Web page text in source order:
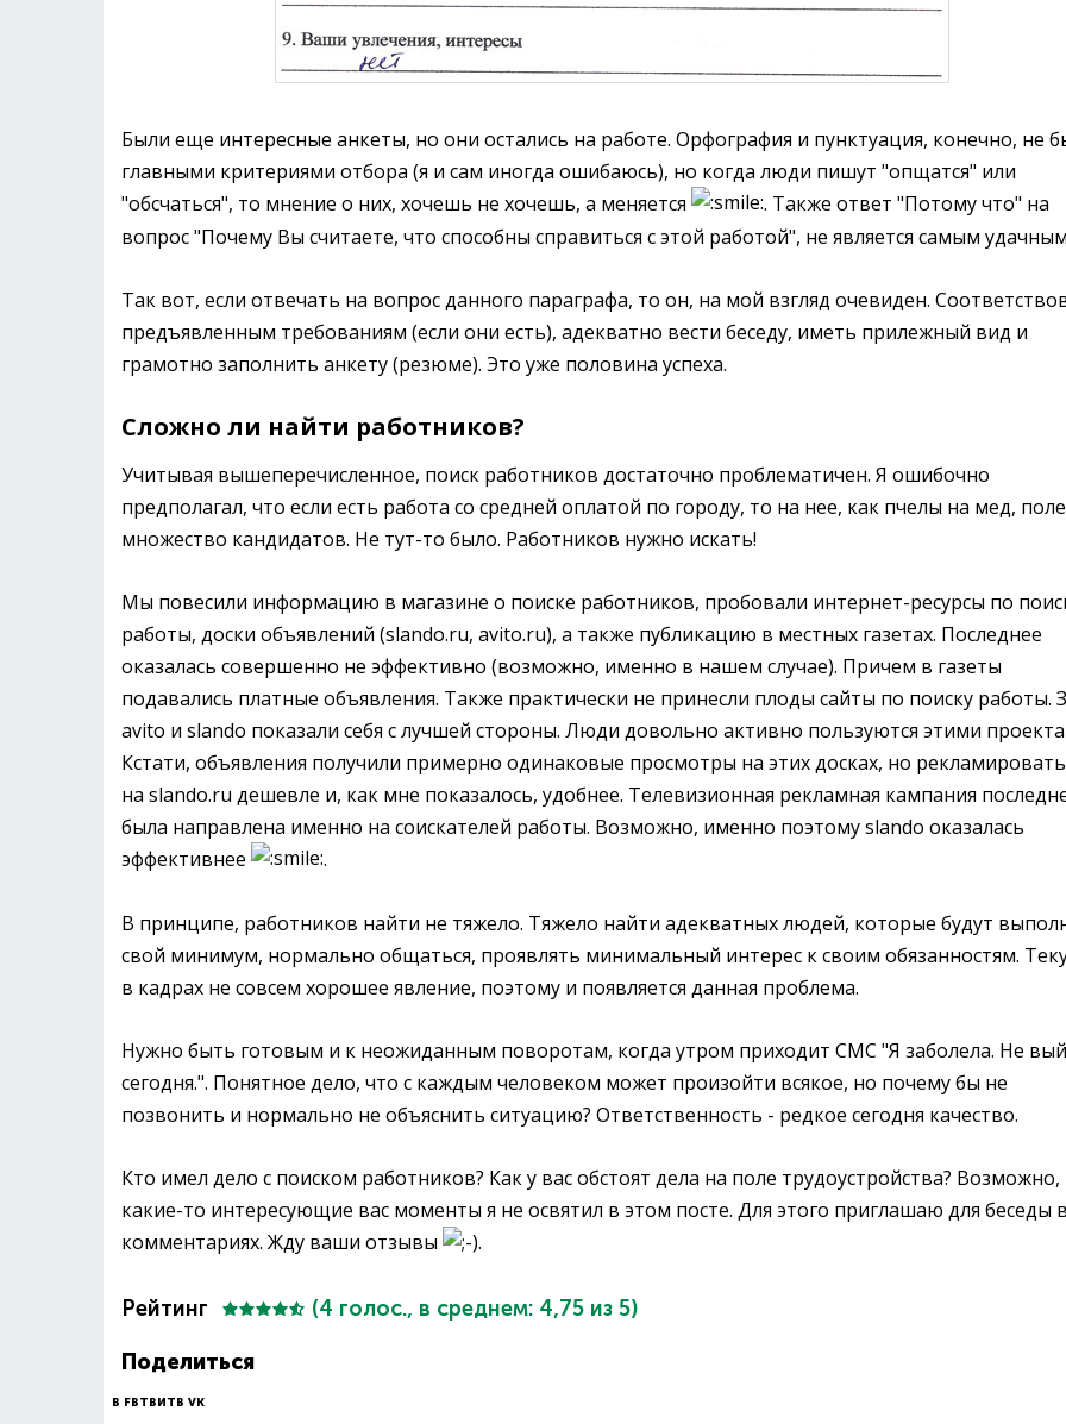
Были еще интересные анкеты, но они остались на работе. Орфография и пунктуация, конечно, не
главными критериями отбора (я и сам иногда ошибаюсь), но когда люди пишут "опщатся" или
"обсчаться", то мнение о них, хочешь не хочешь, а меняется
. Также ответ "Потому что" на
вопрос "Почему Вы считаете, что способны справиться с этой работой", не является самым
Так вот, если отвечать на вопрос данного параграфа, то он, на мой взгляд очевиден.
предъявленным требованиям (если они есть), адекватно вести беседу, иметь прилежный вид и
грамотно заполнить анкету (резюме). Это уже половина успеха.
Сложно ли найти работников?
Учитывая вышеперечисленное, поиск работников достаточно проблематичен. Я ошибочно
предполагал, что если есть работа со средней оплатой по городу, то на нее, как пчелы на мед,
множество кандидатов. Не тут-то было. Работников нужно искать!
Мы повесили информацию в магазине о поиске работников, пробовали интернет-ресурсы по
работы, доски объявлений (slando.ru, avito.ru), а также публикацию в местных газетах. Последнее
оказалась совершенно не эффективно (возможно, именно в нашем случае). Причем в газеты
подавались платные объявления. Также практически не принесли плоды сайты по поиску работы.
avito и slando показали себя с лучшей стороны. Люди довольно активно пользуются этими
Кстати, объявления получили примерно одинаковые просмотры на этих досках, но
на slando.ru дешевле и, как мне показалось, удобнее. Телевизионная рекламная кампания
была направлена именно на соискателей работы. Возможно, именно поэтому slando оказалась
эффективнее
.
В принципе, работников найти не тяжело. Тяжело найти адекватных людей, которые будут
свой минимум, нормально общаться, проявлять минимальный интерес к своим обязанностям.
в кадрах не совсем хорошее явление, поэтому и появляется данная проблема.
Нужно быть готовым и к неожиданным поворотам, когда утром приходит СМС "Я заболела. Не
сегодня.". Понятное дело, что с каждым человеком может произойти всякое, но почему бы не
позвонить и нормально не объяснить ситуацию? Ответственность - редкое сегодня качество.
Кто имел дело с поиском работников? Как у вас обстоят дела на поле трудоустройства? Возможно,
какие-то интересующие вас моменты я не освятил в этом посте. Для этого приглашаю для беседы в
комментариях. Жду ваши отзывы
.
Рейтинг (4 голос., в среднем: 4,75 из 5)
Поделиться
В FBТВИТВ VK